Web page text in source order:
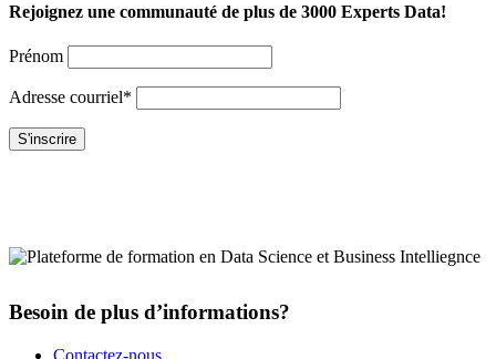
Rejoignez une communauté de plus de 3000 Experts Data!
Prénom
Adresse courriel*
Besoin de plus d’informations?
Contactez-nous